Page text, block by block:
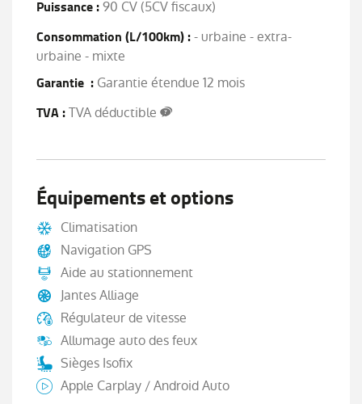
Puissance :90 CV (5CV fiscaux)
Consommation (L/100km) :- urbaine - extra-
urbaine - mixte
Garantie : Garantie étendue 12 mois
TVA :TVA déductible
Équipements et options
Climatisation
Navigation GPS
Aide au stationnement
Jantes Alliage
Régulateur de vitesse
Allumage auto des feux
Sièges Isofix
Apple Carplay / Android Auto